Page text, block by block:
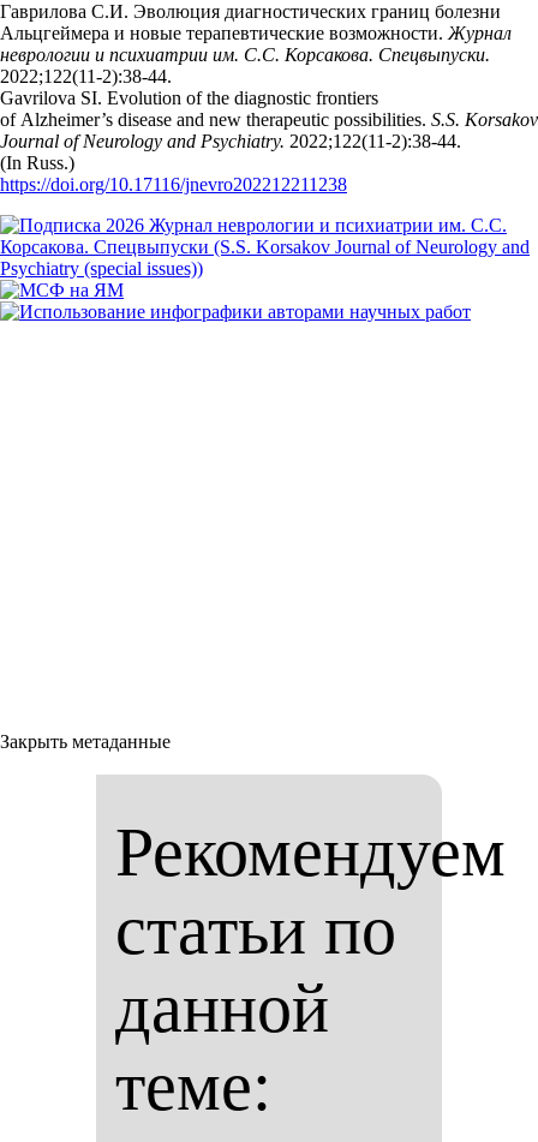
Гаврилова С.И. Эволюция диагностических границ болезни
Альцгеймера и новые терапевтические возможности. Журнал
неврологии и психиатрии им. С.С. Корсакова. Спецвыпуски.
2022;122(11‑2):38‑44.
Gavrilova SI. Evolution of the diagnostic frontiers
of Alzheimer’s disease and new therapeutic possibilities. S.S. Korsakov
Journal of Neurology and Psychiatry. 2022;122(11‑2):38‑44.
(In Russ.)
https://doi.org/10.17116/jnevro202212211238
Закрыть метаданные
Рекомендуем
статьи по
данной
теме: